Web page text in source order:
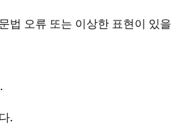
법 오류 또는 이상한 표현이 있
.